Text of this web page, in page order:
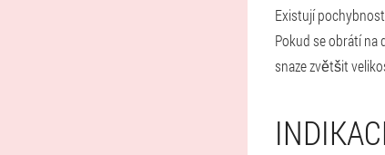
Existují
Pokud se obrátí
snaze zvětšit